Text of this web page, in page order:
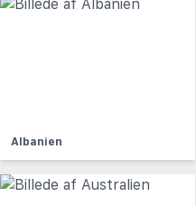
Albanien